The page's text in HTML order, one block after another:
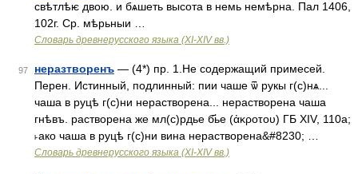
свѣтлѣѥ двою. и бѧшеть высота в немь немѣрна. Пал 1406,
102г. Ср. мѣрьныи …
Словарь древнерусского языка (XI-XIV вв.)
97 неразтворенъ — (4*) пр. 1.Не содержащий примесей.
Перен. Истинный, подлинный: пии чаше ѿ рукы г(с)нѧ...
чаша в руцѣ г(с)ни нерастворена... нерастворена чаша
гнѣвъ. растворена же мл(с)рдье б҃ье (ἀκροτου) ГБ XIV, 110а;
˫ако чаша в руцѣ г(с)ни вина нерастворена&#8230; …
Словарь древнерусского языка (XI-XIV вв.)